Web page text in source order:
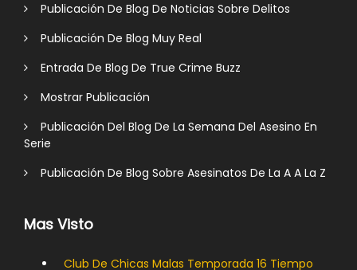
Publicación De Blog De Noticias Sobre Delitos
Publicación De Blog Muy Real
Entrada De Blog De True Crime Buzz
Mostrar Publicación
Publicación Del Blog De La Semana Del Asesino En
Serie
Publicación De Blog Sobre Asesinatos De La A A La Z
Mas Visto
Club De Chicas Malas Temporada 16 Tiempo